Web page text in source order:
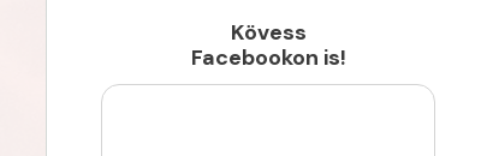
Kövess
Facebookon is!